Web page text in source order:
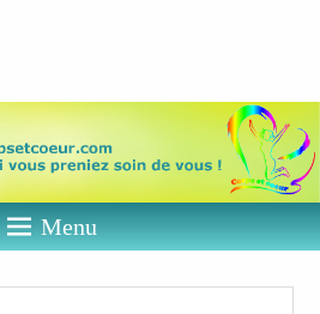
coeur
Et si vous preniez soin de vous ?
Menu